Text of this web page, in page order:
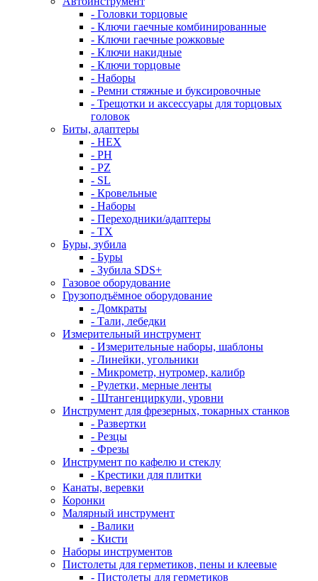
- Головки торцовые
- Ключи гаечные комбинированные
- Ключи гаечные рожковые
- Ключи накидные
- Ключи торцовые
- Наборы
- Ремни стяжные и буксировочные
- Трещотки и аксессуары для торцовых
головок
Биты, адаптеры
- HEX
- PH
- PZ
- SL
- Кровельные
- Наборы
- Переходники/адаптеры
- ТX
Буры, зубила
- Буры
- Зубила SDS+
Газовое оборудование
Грузоподъёмное оборудование
- Домкраты
- Тали, лебедки
Измерительный инструмент
- Измерительные наборы, шаблоны
- Линейки, угольники
- Микрометр, нутромер, калибр
- Рулетки, мерные ленты
- Штангенциркули, уровни
Инструмент для фрезерных, токарных станков
- Развертки
- Резцы
- Фрезы
Инструмент по кафелю и стеклу
- Крестики для плитки
Канаты, веревки
Коронки
Малярный инструмент
- Валики
- Кисти
Наборы инструментов
Пистолеты для герметиков, пены и клеевые
- Пистолеты для герметиков